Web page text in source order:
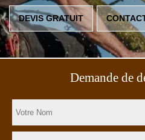
DEVIS GRATUIT
Demande de